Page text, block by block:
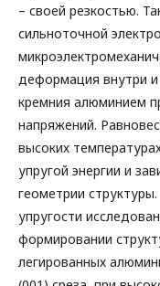
– своей резкостью.
сильноточной
деформация внутри и
кремния алюминием
напряжений.
высоких
упругой энергии и
геометрии
упругости
формировании
легированных